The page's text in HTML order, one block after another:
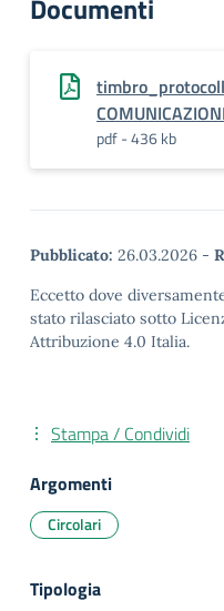
Documenti
pdf - 436 kb
Pubblicato: 26.03.2026 -
Eccetto dove
stato rilasciato sotto
Attribuzione 4.0 Italia.
Stampa / Condividi
Argomenti
Circolari
Tipologia